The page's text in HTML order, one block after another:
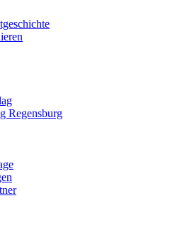
Regensburg